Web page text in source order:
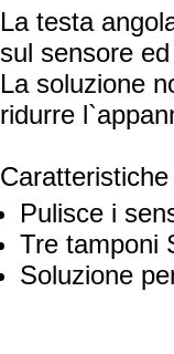
La testa
sul sensore
La soluzione
ridurre
Pulisce i
Tre tamponi
Soluzione